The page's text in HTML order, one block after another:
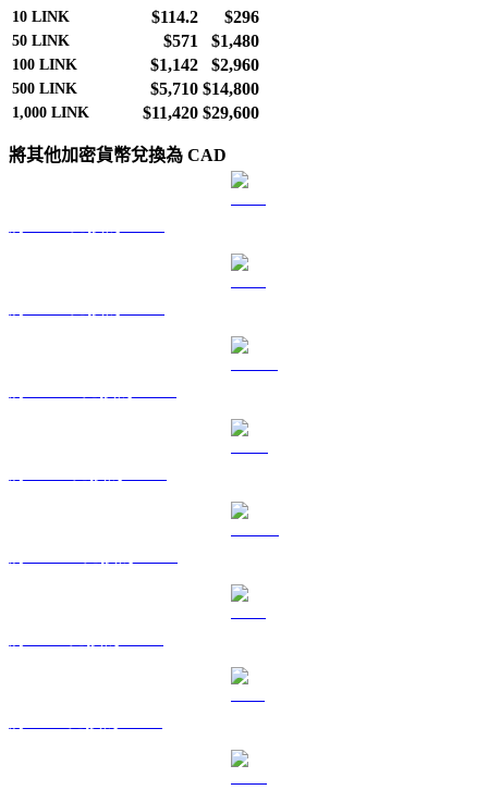
10 LINK $114.2 $296
50 LINK $571 $1,480
100 LINK $1,142 $2,960
500 LINK $5,710 $14,800
1,000 LINK $11,420 $29,600
將其他加密貨幣兌換為 CAD